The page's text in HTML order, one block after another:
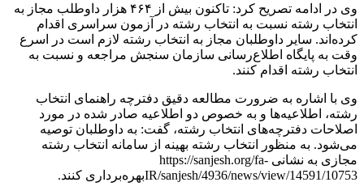
وی در ادامه تصریح کرد: تاکنون بیش از ۴۶۴ هزار داوطلب مجاز به
انتخاب رشته نسبت به انتخاب رشته در آزمون سراسری اقدام
کرده‌اند. سایر داوطلبان مجاز به انتخاب رشته لازم است در اسرع
وقت به پایگاه اطلاع‌رسانی سازمان سنجش مراجعه و نسبت به
انتخاب رشته اقدام کنند.
وی با اشاره به ضرورت مطالعه دقیق دفترچه راهنمای انتخاب
رشته، اطلاعیه‌ها و به خصوص دو اطلاعیه صادر شده در مورد
اصلاحات دفترچه‌های انتخاب رشته، گفت: به داوطلبان توصیه
می‌شود. به منظور انتخاب رشته بهینه از سامانه انتخاب رشته
مجازی به نشانی https://sanjesh.org/fa-
IR/sanjesh/4936/news/view/14591/10753بهره‌برداری کنند.